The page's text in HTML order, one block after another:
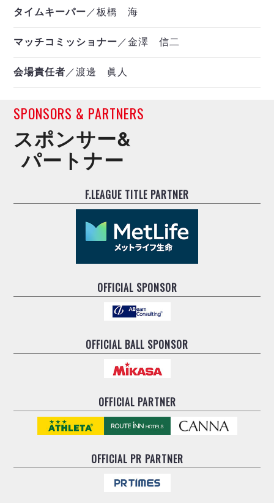
タイムキーパー ／板橋 海
マッチコミッショナー ／金澤 信二
会場責任者 ／渡邊 眞人
SPONSORS & PARTNERS
スポンサー&
パートナー
F.LEAGUE TITLE PARTNER
OFFICIAL SPONSOR
OFFICIAL BALL SPONSOR
OFFICIAL PARTNER
OFFICIALPR PARTNER